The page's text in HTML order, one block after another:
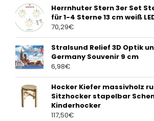
Herrnhuter Stern 3er Set
für 1-4 Sterne 13 cm weiß
70,29€
Stralsund Relief 3D Optik
Germany Souvenir 9 cm
6,98€
Hocker Kiefer massivholz
Sitzhocker stapelbar
Kinderhocker
117,50€